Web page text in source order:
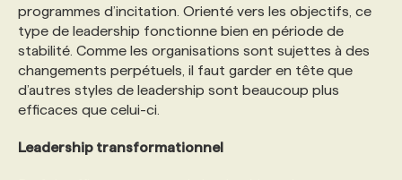
programmes d’incitation. Orienté vers les objectifs, ce
type de leadership fonctionne bien en période de
stabilité. Comme les organisations sont sujettes à des
changements perpétuels, il faut garder en tête que
d’autres styles de leadership sont beaucoup plus
efficaces que celui-ci.
Leadership transformationnel